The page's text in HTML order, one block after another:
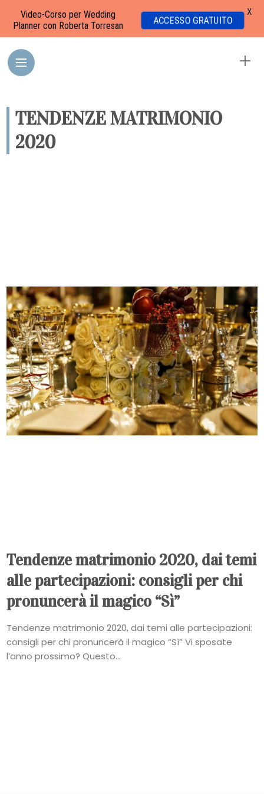
TENDENZE MATRIMONIO
2020
Tendenze matrimonio 2020, dai temi
alle partecipazioni: consigli per chi
pronuncerà il magico “Sì”
Tendenze matrimonio 2020, dai temi alle partecipazioni:
consigli per chi pronuncerà il magico “Sì” Vi sposate
l’anno prossimo? Questo...
Video-Corso per Wedding
Planner con Roberta Torresan
ACCESSO GRATUITO
X